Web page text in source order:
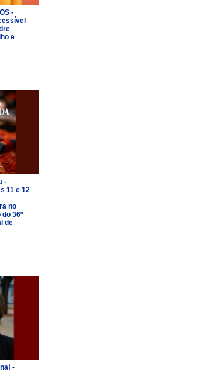
-
e
-
11 e 12
no
36º
de
-